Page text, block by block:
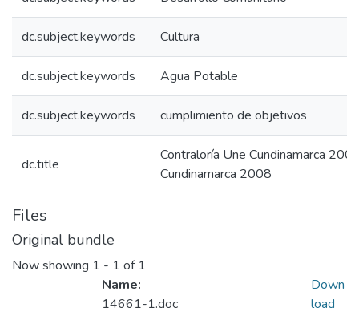
dc.subject.keywords Cultura
dc.subject.keywords Agua Potable
dc.subject.keywords cumplimiento de objetivos
dc.title
Contraloría Une Cundinamarca
Cundinamarca 2008
Files
Original bundle
Now showing 1 - 1 of 1
Name:
14661-1.doc
Down
load